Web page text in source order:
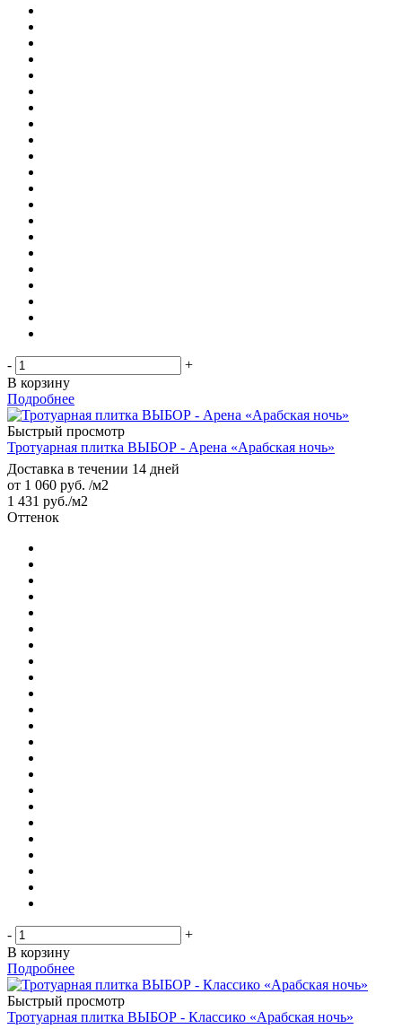
-
+
В корзину
Подробнее
Быстрый просмотр
Тротуарная плитка ВЫБОР - Арена «Арабская ночь»
Доставка в течении 14 дней
от 1 060 руб. /м2
1 431 руб./м2
Оттенок
-
+
В корзину
Подробнее
Быстрый просмотр
Тротуарная плитка ВЫБОР - Классико «Арабская ночь»